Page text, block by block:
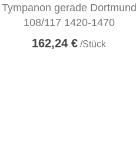
Tympanon gerade Dortmund
108/117 1420-1470
162,24 € /Stück